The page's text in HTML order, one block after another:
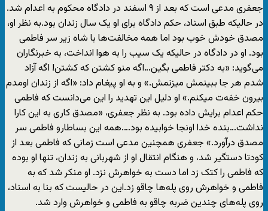
جعفری مدعی است که بعد از ۹ اسفند در دادگاه محکوم به اعدام شد.
در حالیکه طبق اسناد، حکم دادگاه برای او یک سال زندان بود.به نظر او،
مصدق خودش خوب بود اما همه مخالفت‌ها با شاه زیر سر فاطمی
بود. او در دادگاه در حالیکه یک سیب را به هوا انداخت، به خبرنگاران
می‌گوید: «به دکتر فاطمی بگین…اگه منو کشتن که کشتن! اگه آزاد
شدم هر جا ببینمش میزنمش.» و به او پیغام داد: «اگه از زندان اومدم
بیرون خفه‌ت میکنم.» او دلیل این تهدید را این می‌دانست که فاطمی
حکم اعدام برایش داده بود. به نظر جعفری، «مصدق کاری به این کارا
نداشت…بنده خدا اونجا خوابیده بود….همه این بساطارو فاطمی سر
مصدق درآورد.» جعفری همچنین مدعی است زمانی که فاطمی بعد از
کودتا دستگیر شد، و هنگام انتقال او از شهربانی به زندان، تنها او بوده
که فاطمی را کتک زد اما دست به خواهرش نزد. او منکر شد که به
فاطمی و خواهرش روی پله‌ها چاقو زد.این در حالیست که بنا به اسناد،
روی پله‌های چندین ضربه چاقو به فاطمی و خواهرش وارد شد.